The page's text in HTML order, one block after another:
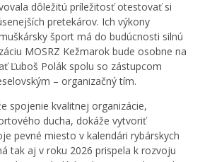
dôležitú príležitosť otestovať si
pretekárov. Ich výkony
šport má do budúcnosti silnú
MOSRZ Kežmarok bude osobne na
Ľuboš Polák spolu so zástupcom
– organizačný tím.
spojenie kvalitnej organizácie,
ducha, dokáže vytvoriť
pevné miesto v kalendári rybárskych
tak aj v roku 2026 prispela k rozvoju